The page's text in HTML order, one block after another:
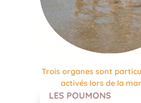
Trois organes sont
activés lors de la
LES POUMONS